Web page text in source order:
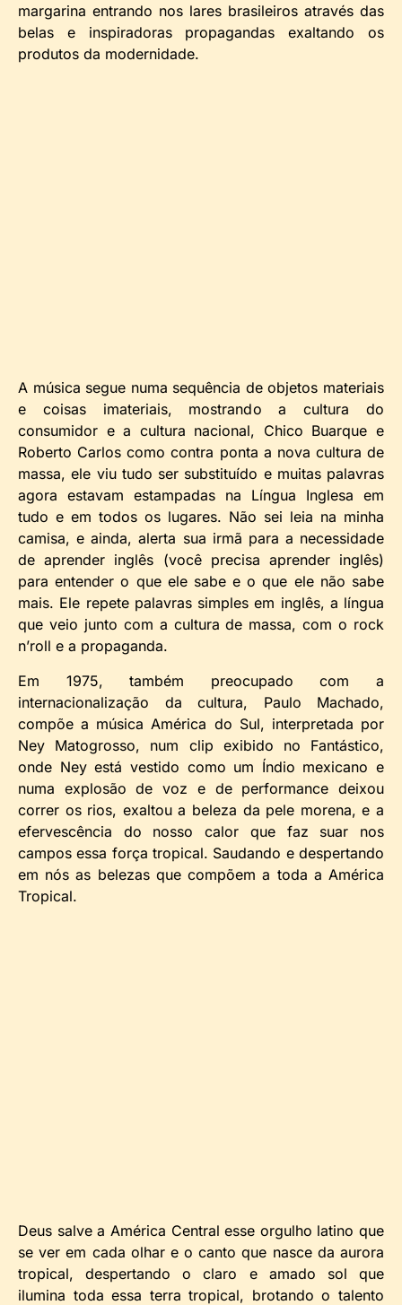
margarina entrando nos lares brasileiros através das
belas e inspiradoras propagandas exaltando os
produtos da modernidade.
A música segue numa sequência de objetos materiais
e coisas imateriais, mostrando a cultura do
consumidor e a cultura nacional, Chico Buarque e
Roberto Carlos como contra ponta a nova cultura de
massa, ele viu tudo ser substituído e muitas palavras
agora estavam estampadas na Língua Inglesa em
tudo e em todos os lugares. Não sei leia na minha
camisa, e ainda, alerta sua irmã para a necessidade
de aprender inglês (você precisa aprender inglês)
para entender o que ele sabe e o que ele não sabe
mais. Ele repete palavras simples em inglês, a língua
que veio junto com a cultura de massa, com o rock
n’roll e a propaganda.
Em 1975, também preocupado com a
internacionalização da cultura, Paulo Machado,
compõe a música América do Sul, interpretada por
Ney Matogrosso, num clip exibido no Fantástico,
onde Ney está vestido como um Índio mexicano e
numa explosão de voz e de performance deixou
correr os rios, exaltou a beleza da pele morena, e a
efervescência do nosso calor que faz suar nos
campos essa força tropical. Saudando e despertando
em nós as belezas que compõem a toda a América
Tropical.
Deus salve a América Central esse orgulho latino que
se ver em cada olhar e o canto que nasce da aurora
tropical, despertando o claro e amado sol que
ilumina toda essa terra tropical, brotando o talento